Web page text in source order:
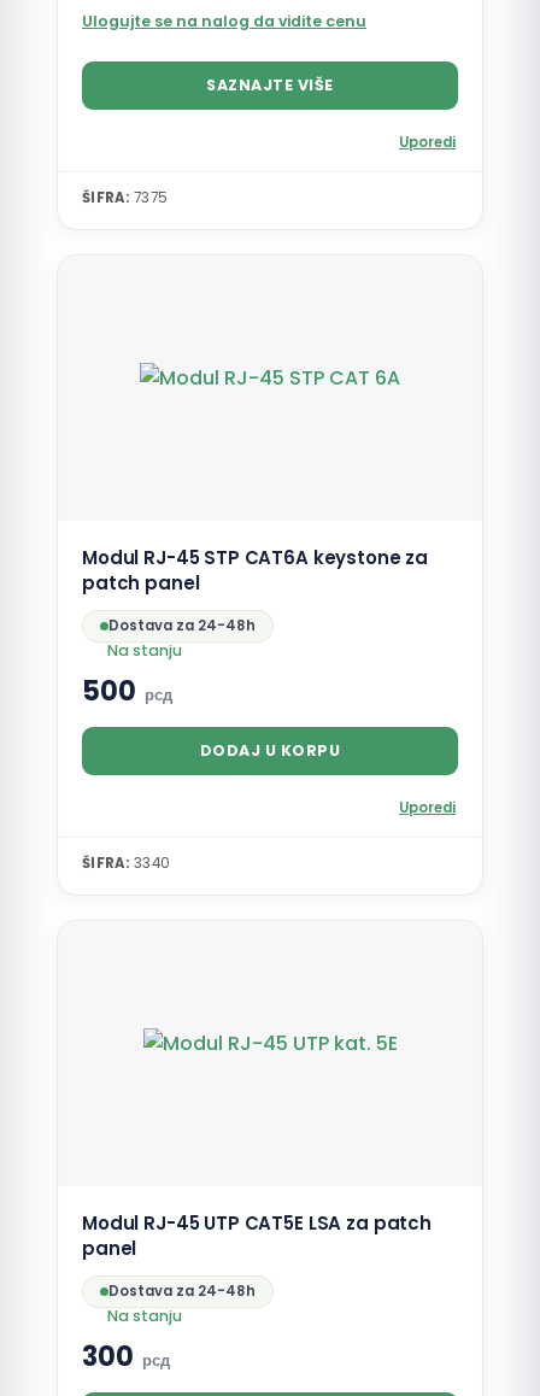
Ulogujte se na nalog da vidite cenu
SAZNAJTE VIŠE
Uporedi
ŠIFRA: 7375
Modul RJ-45 STP CAT6A keystone za
patch panel
Dostava za 24-48h
Na stanju
500 рсд
DODAJ U KORPU
Uporedi
ŠIFRA: 3340
Modul RJ-45 UTP CAT5E LSA za patch
panel
Dostava za 24-48h
Na stanju
300 рсд